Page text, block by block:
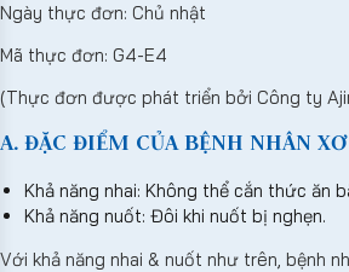
Ngày thực đơn: Chủ nhật
Mã thực đơn: G4-E4
(Thực đơn được phát triển bởi Công ty
A. ĐẶC ĐIỂM CỦA BỆNH NHÂN
Khả năng nhai: Không thể cắn thức ăn
Khả năng nuốt: Đôi khi nuốt bị nghẹn.
Với khả năng nhai & nuốt như trên, bệnh